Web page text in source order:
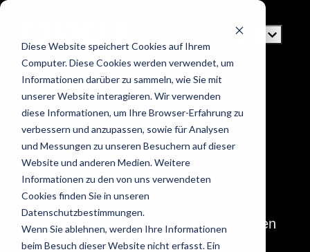
Diese Website speichert Cookies auf Ihrem
Computer. Diese Cookies werden verwendet, um
Informationen darüber zu sammeln, wie Sie mit
unserer Website interagieren. Wir verwenden
diese Informationen, um Ihre Browser-Erfahrung zu
verbessern und anzupassen, sowie für Analysen
und Messungen zu unseren Besuchern auf dieser
Website und anderen Medien. Weitere
Informationen zu den von uns verwendeten
Cookies finden Sie in unseren
Datenschutzbestimmungen.
Wenn Sie ablehnen, werden Ihre Informationen
beim Besuch dieser Website nicht erfasst. Ein
Zeit für eine neueAbkantpresse?
Sofort verfügbare
Abkantpressen
Bei uns finden Sie STETS die gefragtesten
Modelle SOFORT LIEFERBAR.